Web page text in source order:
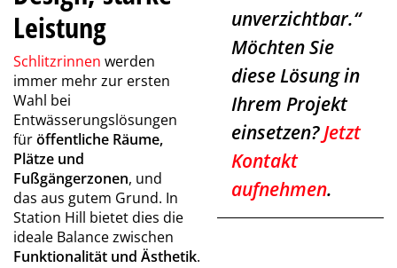
unverzichtbar.“
Möchten Sie
diese Lösung in
Ihrem Projekt
einsetzen?Jetzt
Kontakt
aufnehmen.
Leistung
Schlitzrinnen werden
immer mehr zur ersten
Wahl bei
Entwässerungslösungen
füröffentliche Räume,
Plätze und
Fußgängerzonen, und
das aus gutem Grund. In
Station Hill bietet dies die
ideale Balance zwischen
Funktionalität und Ästhetik.